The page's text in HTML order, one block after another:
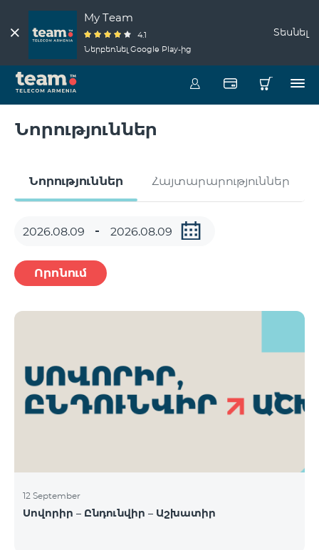
My Team
4.1
Ներբեռնել Google Play-ից
Տեսնել
Նորություններ
Նորություններ Հայտարարություններ
Որոնում
12 September
Սովորիր – Ընդունվիր – Աշխատիր